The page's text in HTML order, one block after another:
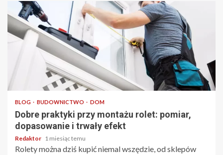
3 min odczytu
BLOG BUDOWNICTWO DOM
Dobre praktyki przy montażu rolet: pomiar,
dopasowanie i trwały efekt
Redaktor 1 miesiąc temu
Rolety można dziś kupić niemal wszędzie, od sklepów